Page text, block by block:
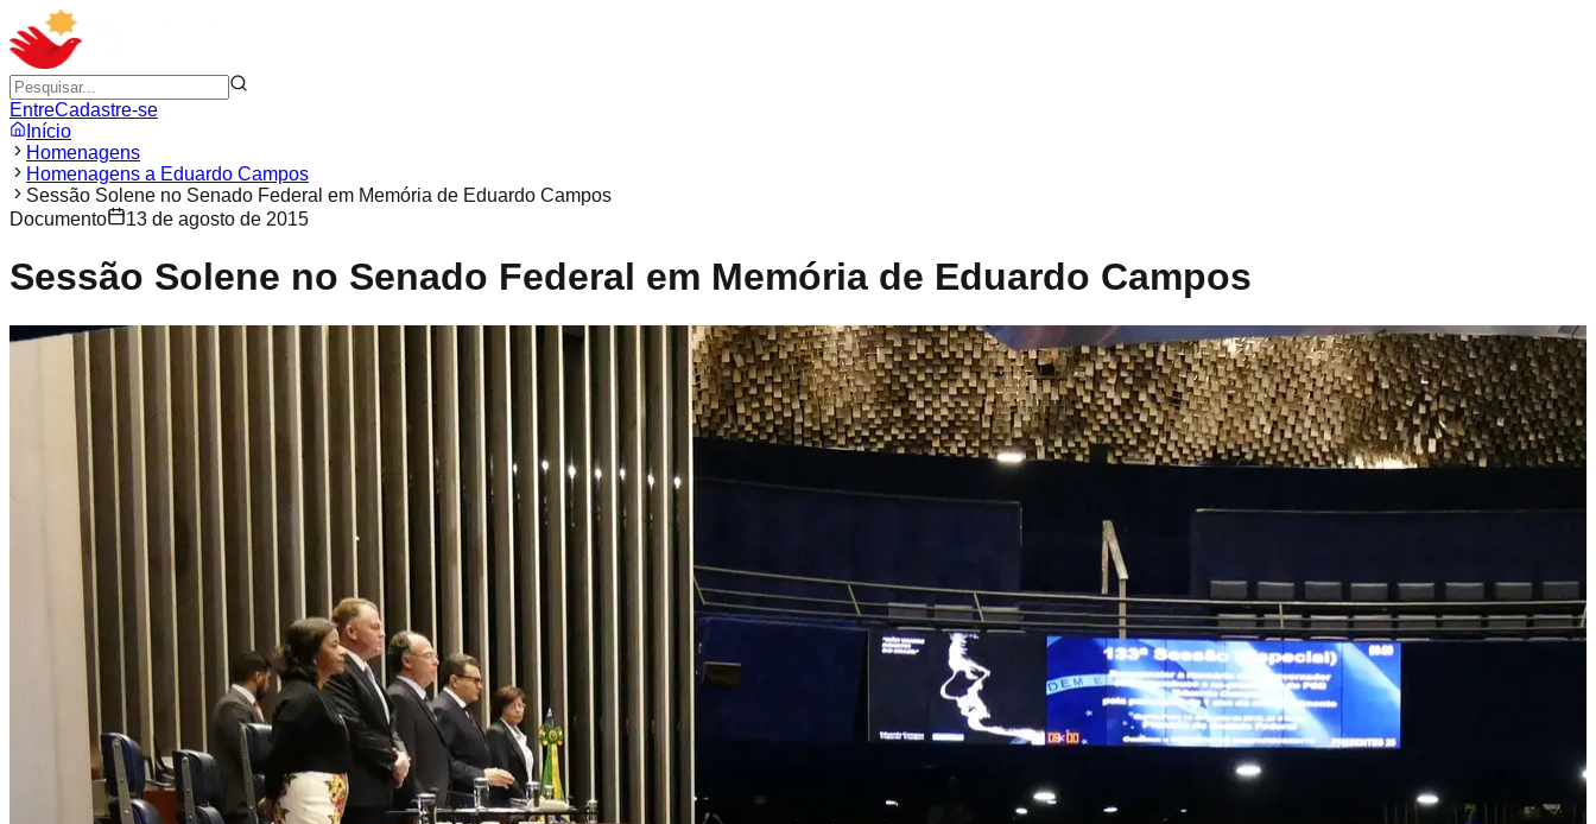
EntreCadastre-se
Início
Homenagens
Homenagens a Eduardo Campos
Sessão Solene no Senado Federal em Memória de Eduardo Campos
Documento
13 de agosto de 2015
Sessão Solene no Senado Federal em Memória de Eduardo Campos